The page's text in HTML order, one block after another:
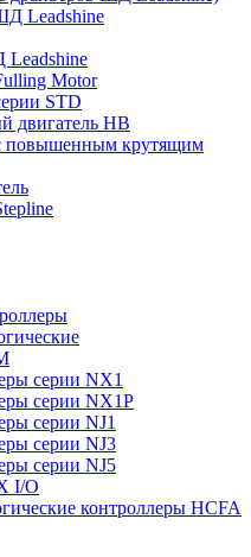
Leadshine
Motor
STD
двигатель HB
повышенным крутящим
серии NX1
серии NX1P
серии NJ1
серии NJ3
серии NJ5
I/O
контроллеры HCFA